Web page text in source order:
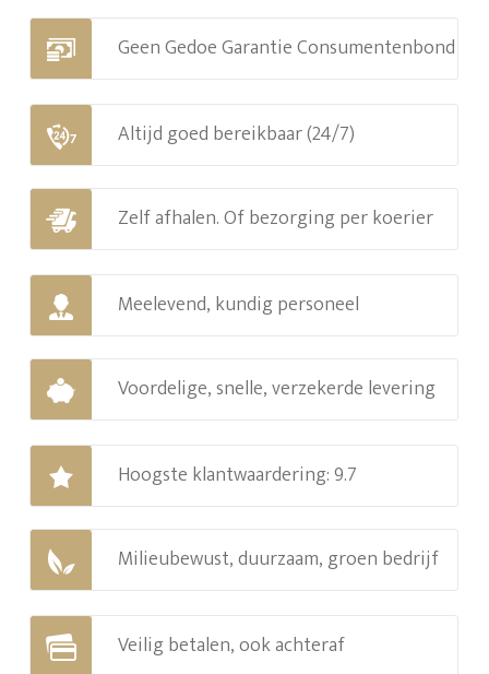
Geen Gedoe Garantie Consumentenbond
Altijd goed bereikbaar (24/7)
Zelf afhalen. Of bezorging per koerier
Meelevend, kundig personeel
Voordelige, snelle, verzekerde levering
Hoogste klantwaardering: 9.7
Milieubewust, duurzaam, groen bedrijf
Veilig betalen, ook achteraf